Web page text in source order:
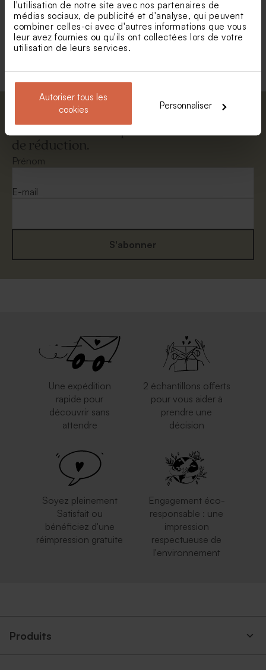
l'utilisation de notre site avec nos partenaires de
médias sociaux, de publicité et d'analyse, qui peuvent
combiner celles-ci avec d'autres informations que vous
leur avez fournies ou qu'ils ont collectées lors de votre
utilisation de leurs services.
Autoriser tous les
cookies
Personnaliser
Voir toute la collection Sachet bonbon
anniversaire
Abonnez-vous à la newsletter et restez
informé. Petite surprise : bénéficiez de 5%
de réduction.
Prénom
E-mail
S'abonner
Une expédition
rapide pour
découvrir sans
attendre
2 échantillons offerts
pour vous aider à
prendre une
décision
Soyez pleinement
Satisfait ou
bénéficiez d'une
réimpression gratuite
Engagement éco-
responsable : une
impression
respectueuse de
l'environnement
Produits